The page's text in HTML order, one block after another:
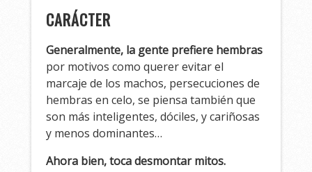
CARÁCTER
Generalmente, la gente prefiere hembras
por motivos como querer evitar el
marcaje de los machos, persecuciones de
hembras en celo, se piensa también que
son más inteligentes, dóciles, y cariñosas
y menos dominantes…
Ahora bien, toca desmontar mitos.